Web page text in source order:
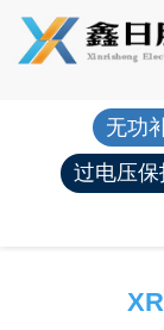
无功
过电压保